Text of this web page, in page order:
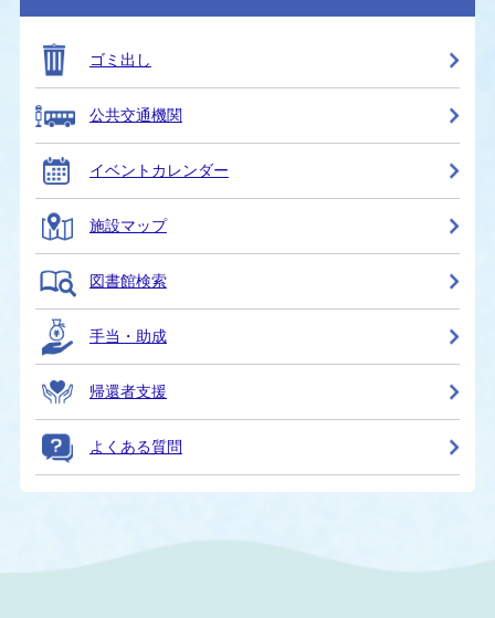
ゴミ出し
公共交通機関
イベントカレンダー
施設マップ
図書館検索
手当・助成
帰還者支援
よくある質問